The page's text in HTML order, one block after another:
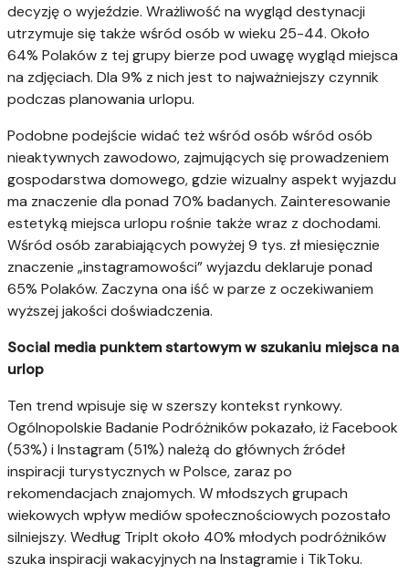
decyzję o wyjeździe. Wrażliwość na wygląd destynacji
utrzymuje się także wśród osób w wieku 25-44. Około
64% Polaków z tej grupy bierze pod uwagę wygląd miejsca
na zdjęciach. Dla 9% z nich jest to najważniejszy czynnik
podczas planowania urlopu.
Podobne podejście widać też wśród osób wśród osób
nieaktywnych zawodowo, zajmujących się prowadzeniem
gospodarstwa domowego, gdzie wizualny aspekt wyjazdu
ma znaczenie dla ponad 70% badanych. Zainteresowanie
estetyką miejsca urlopu rośnie także wraz z dochodami.
Wśród osób zarabiających powyżej 9 tys. zł miesięcznie
znaczenie „instagramowości” wyjazdu deklaruje ponad
65% Polaków. Zaczyna ona iść w parze z oczekiwaniem
wyższej jakości doświadczenia.
Social media punktem startowym w szukaniu miejsca na
urlop
Ten trend wpisuje się w szerszy kontekst rynkowy.
Ogólnopolskie Badanie Podróżników pokazało, iż Facebook
(53%) i Instagram (51%) należą do głównych źródeł
inspiracji turystycznych w Polsce, zaraz po
rekomendacjach znajomych. W młodszych grupach
wiekowych wpływ mediów społecznościowych pozostało
silniejszy. Według TripIt około 40% młodych podróżników
szuka inspiracji wakacyjnych na Instagramie i TikToku.